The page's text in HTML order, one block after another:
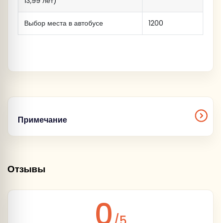
Выбор места в автобусе 1200
Примечание
личности (паспорт / свидетельство о
и не может считаться обязательным пунктом
Отзывы
0